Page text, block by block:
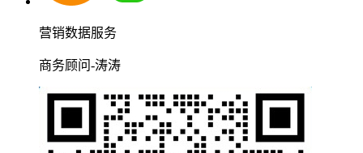
营销数据服务
商务顾问-涛涛